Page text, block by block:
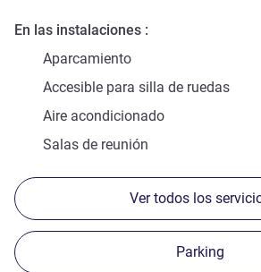
En las instalaciones
Aparcamiento
Accesible para silla de ruedas
Aire acondicionado
Salas de reunión
Ver todos los
Parking